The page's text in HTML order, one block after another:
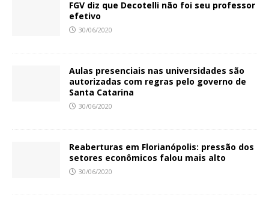
FGV diz que Decotelli não foi seu professor
efetivo
30/06/2020
Aulas presenciais nas universidades são
autorizadas com regras pelo governo de
Santa Catarina
30/06/2020
Reaberturas em Florianópolis: pressão dos
setores econômicos falou mais alto
30/06/2020